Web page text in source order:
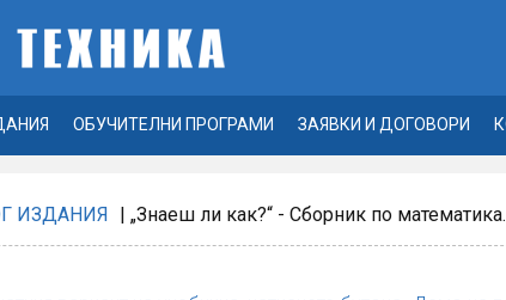
ОБУЧИТЕЛНИ ПРОГРАМИ ЗАЯВКИ И ДОГОВОРИ
ИЗДАНИЯ | „Знаеш ли как?“ - Сборник по